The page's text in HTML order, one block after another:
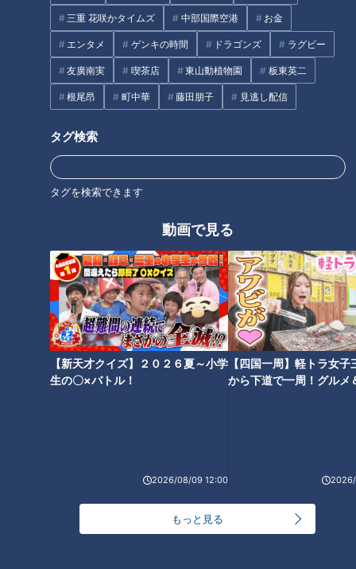
三重 花咲かタイムズ 中部国際空港 お金
エンタメ ゲンキの時間 ドラゴンズ ラグビー
友廣南実 喫茶店 東山動植物園 板東英二
根尾昂 町中華 藤田朋子 見逃し配信
タグ検索
タグを検索できます
動画で見る
【新天才クイズ】２０２６夏～小学
生の〇×バトル！
2026/08/09 12:00
【四国一周】軽トラ女子
から下道で一周！グルメ
もっと見る
2cm長さに切る。
3 フライパンにだし汁、みりん、砂糖、しょうゆを合わせて
火にかける。ひき肉を加えて箸で混ぜながらほぐし、煮立って
肉の色が変わったらアクを除いて玉ねぎ、しょうが、1を加え
4 三つ葉を散らし、卵を溶いてまわし入れ、半熟状になるま
で煮る。
5 器にごはんを盛って4をのせ、好みで刻みのり、一味唐辛
CBCテレビ「キユーピー３分クッキング」 2024年12月3日 放
この記事の画像を見る